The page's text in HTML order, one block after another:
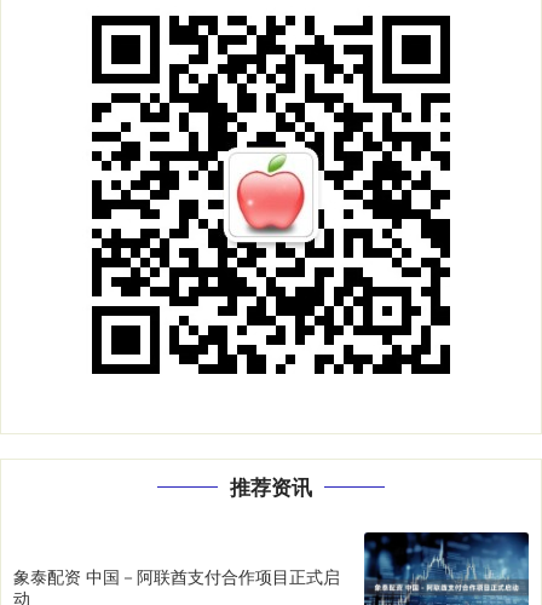
推荐资讯
象泰配资 中国－阿联酋支付合作项目正式启
动